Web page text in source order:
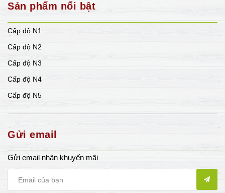
Sản phẩm nổi bật
Cấp độ N1
Cấp độ N2
Cấp độ N3
Cấp độ N4
Cấp độ N5
Gửi email
Gửi email nhận khuyến mãi